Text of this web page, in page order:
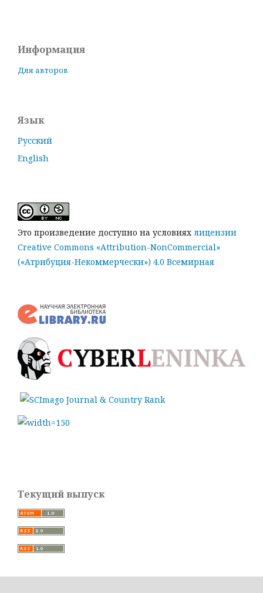
Информация
Для авторов
Язык
Русский
English
Это произведение доступно на условиях лицензии
Creative Commons «Attribution-NonCommercial»
(«Атрибуция-Некоммерчески») 4.0 Всемирная
Текущий выпуск